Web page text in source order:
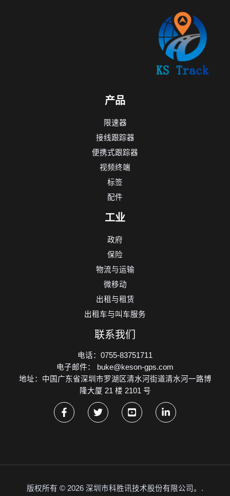
产品
限速器
接线跟踪器
便携式跟踪器
视频终端
标签
配件
工业
政府
保险
物流与运输
微移动
出租与租赁
出租车与叫车服务
联系我们
电话：0755-83751711
电子邮件： buke@keson-gps.com
地址：中国广东省深圳市罗湖区清水河街道清水河一路博
隆大厦 21 楼 2101 号
版权所有 © 2026 深圳市科胜讯技术股份有限公司。.